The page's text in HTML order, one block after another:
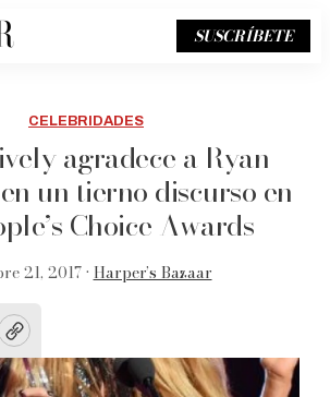
SUSCRÍBETE
CELEBRIDADES
agradece a Ryan
un tierno discurso en
Choice Awards
21, 2017 • Harper’s Bazaar
Copy